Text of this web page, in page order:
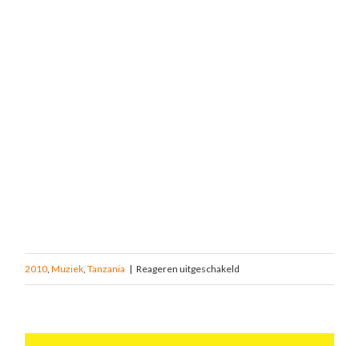
2010 Muziek Tanzania | Reageren uitgeschakeld